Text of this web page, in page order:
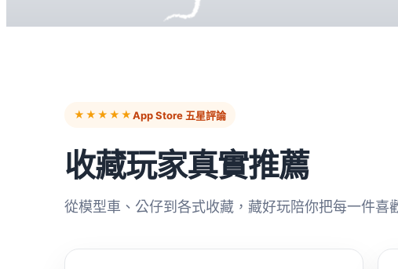
★★★★★App Store 五星評論
收藏玩家真實推薦
從模型車、公仔到各式收藏，藏好玩陪你把每一件喜